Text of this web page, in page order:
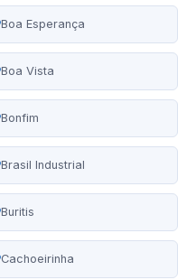
Boa Esperança
Boa Vista
Bonfim
Brasil Industrial
Buritis
Cachoeirinha